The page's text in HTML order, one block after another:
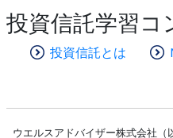
投資信託学習コ
投資信託とは
ウエルスアドバイザー株式会社（